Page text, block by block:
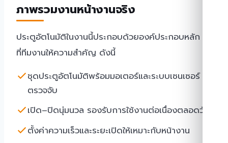
ภาพรวมงานหน้างานจริง
ประตูอัตโนมัติในงานนี้ประกอบด้วยองค์ประกอบหลัก ๆ
ที่ทีมงานให้ความสำคัญ ดังนี้
ชุดประตูอัตโนมัติพร้อมมอเตอร์และระบบเซนเซอร์
ตรวจจับ
เปิด–ปิดนุ่มนวล รองรับการใช้งานต่อเนื่องตลอดวัน
ตั้งค่าความเร็วและระยะเปิดให้เหมาะกับหน้างาน